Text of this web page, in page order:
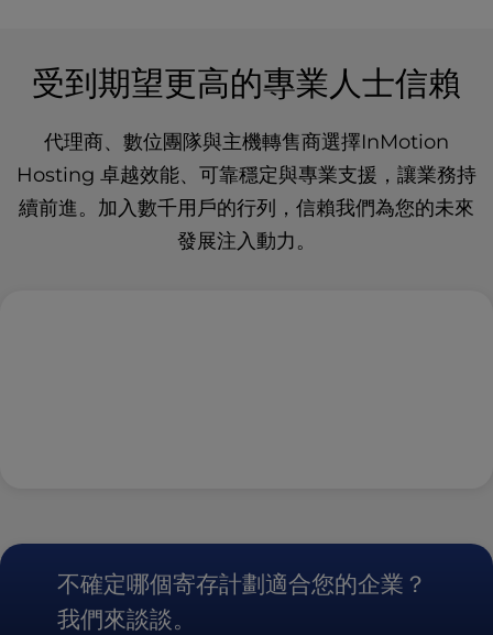
受到期望更高的專業人士信賴
代理商、數位團隊與主機轉售商選擇InMotion
Hosting 卓越效能、可靠穩定與專業支援，讓業務持
續前進。加入數千用戶的行列，信賴我們為您的未來
發展注入動力。
不確定哪個寄存計劃適合您的企業？
我們來談談。